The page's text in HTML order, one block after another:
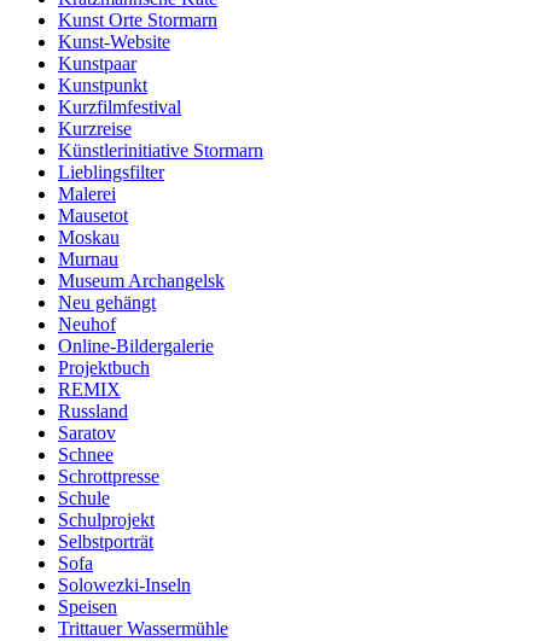
Kunst Orte Stormarn
Kunst-Website
Kunstpaar
Kunstpunkt
Kurzfilmfestival
Kurzreise
Künstlerinitiative Stormarn
Lieblingsfilter
Malerei
Mausetot
Moskau
Murnau
Museum Archangelsk
Neu gehängt
Neuhof
Online-Bildergalerie
Projektbuch
REMIX
Russland
Saratov
Schnee
Schrottpresse
Schule
Schulprojekt
Selbst­por­trät
Sofa
Solowezki-Inseln
Speisen
Trittauer Wassermühle